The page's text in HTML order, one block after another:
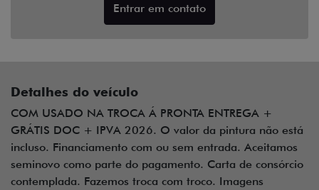
Entrar em contato
Detalhes do veículo
COM USADO NA TROCA Á PRONTA ENTREGA +
GRÁTIS DOC + IPVA 2026. O valor da pintura não está
incluso. Financiamento com ou sem entrada. Aceitamos
seminovo como parte do pagamento. Carta de consórcio
contemplada. Fazemos troca com troco. Imagens